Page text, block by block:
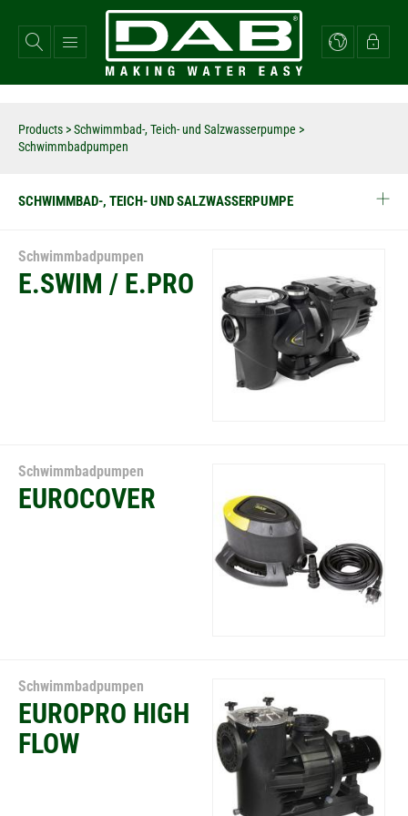
zum
Inhalt
Products >Schwimmbad-, Teich- und Salzwasserpumpe >
Schwimmbadpumpen
SCHWIMMBAD-, TEICH- UND SALZWASSERPUMPE
Schwimmbadpumpen
E.SWIM / E.PRO
Schwimmbadpumpen
EUROCOVER
Schwimmbadpumpen
EUROPRO HIGH
FLOW